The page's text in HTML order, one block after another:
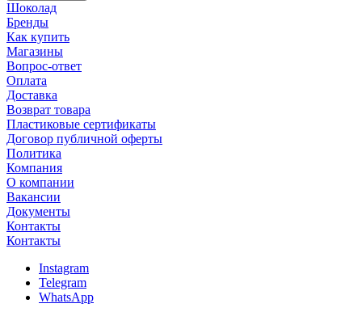
Шоколад
Бренды
Как купить
Магазины
Вопрос-ответ
Оплата
Доставка
Возврат товара
Пластиковые сертификаты
Договор публичной оферты
Политика
Компания
О компании
Вакансии
Документы
Контакты
Контакты
Instagram
Telegram
WhatsApp